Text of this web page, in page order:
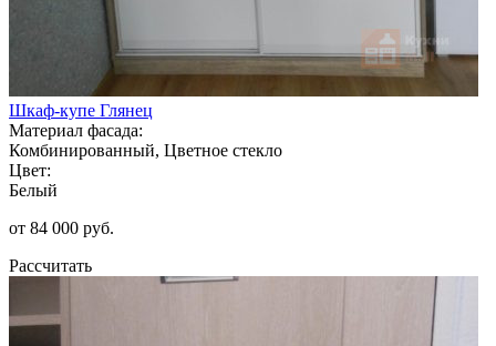
Шкаф-купе Глянец
Материал фасада:
Комбинированный, Цветное стекло
Цвет:
Белый
от 84 000 руб.
Рассчитать